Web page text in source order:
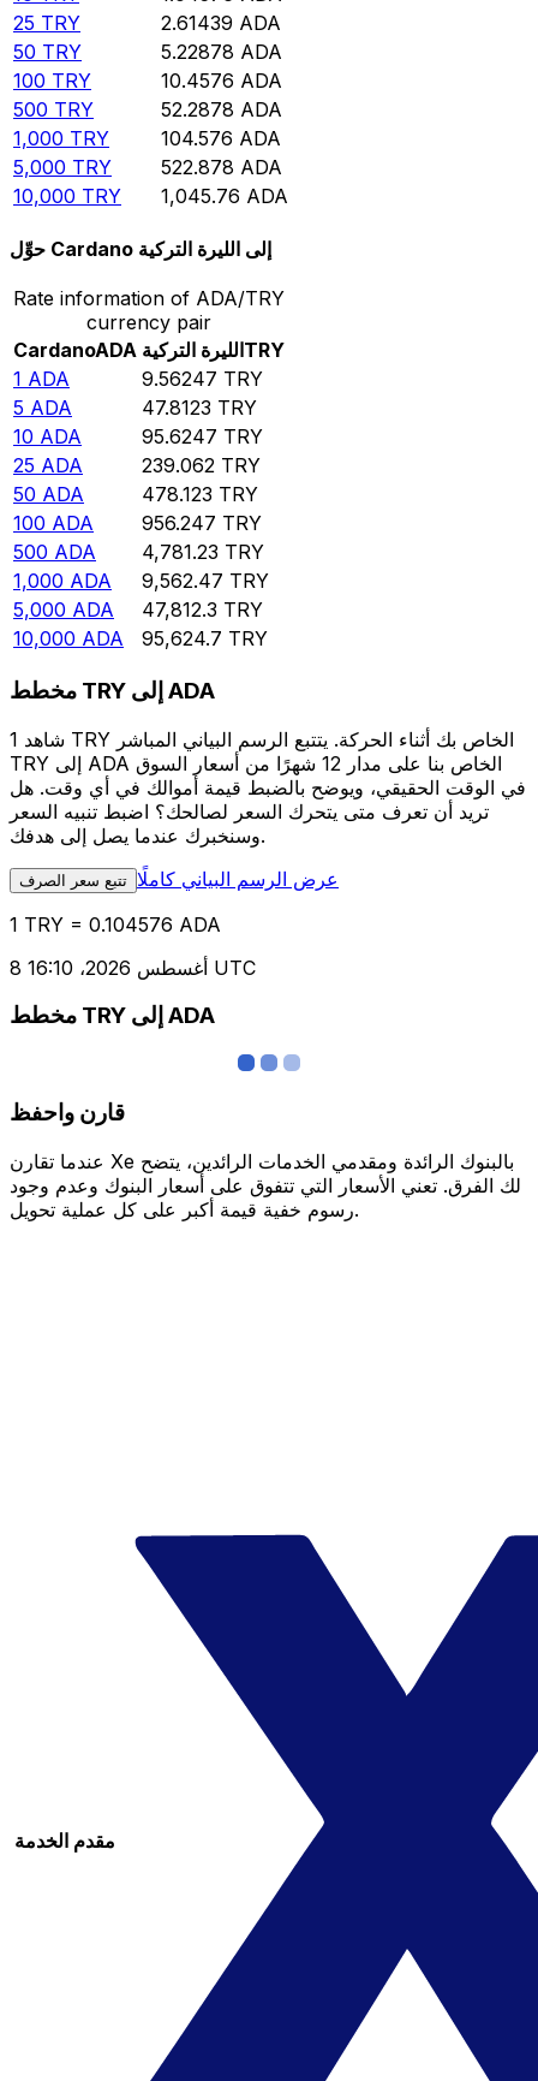
25 TRY 2.61439 ADA
50 TRY 5.22878 ADA
100 TRY 10.4576 ADA
500 TRY 52.2878 ADA
1,000 TRY 104.576 ADA
5,000 TRY 522.878 ADA
10,000 TRY 1,045.76 ADA
حوِّل Cardano إلى الليرة التركية
Rate information of ADA/TRY
currency pair
CardanoADA الليرة التركيةTRY
1 ADA 9.56247 TRY
5 ADA 47.8123 TRY
10 ADA 95.6247 TRY
25 ADA 239.062 TRY
50 ADA 478.123 TRY
100 ADA 956.247 TRY
500 ADA 4,781.23 TRY
1,000 ADA 9,562.47 TRY
5,000 ADA 47,812.3 TRY
10,000 ADA 95,624.7 TRY
مخطط TRY إلى ADA
شاهد 1 TRY الخاص بك أثناء الحركة. يتتبع الرسم البياني المباشر
TRY إلى ADA الخاص بنا على مدار 12 شهرًا من أسعار السوق
في الوقت الحقيقي، ويوضح بالضبط قيمة أموالك في أي وقت. هل
تريد أن تعرف متى يتحرك السعر لصالحك؟ اضبط تنبيه السعر
وسنخبرك عندما يصل إلى هدفك.
تتبع سعر الصرف عرض الرسم البياني كاملًا
1 TRY = 0.104576 ADA
8 أغسطس 2026، 16:10 UTC
مخطط TRY إلى ADA
قارن واحفظ
عندما تقارن Xe بالبنوك الرائدة ومقدمي الخدمات الرائدين، يتضح
لك الفرق. تعني الأسعار التي تتفوق على أسعار البنوك وعدم وجود
رسوم خفية قيمة أكبر على كل عملية تحويل.
مقدم الخدمة